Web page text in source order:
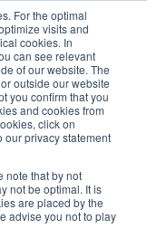
For the optimal
visits and
cookies. In
can see relevant
of our website. The
outside our website
you confirm that you
and cookies from
click on
our privacy statement
note that by not
not be optimal. It is
are placed by the
advise you not to play
duurder. Weet
is en wat je